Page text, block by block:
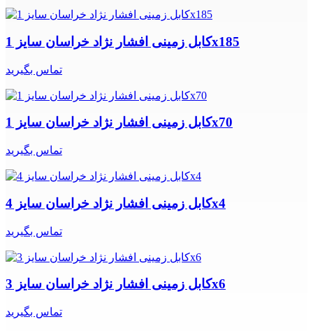
کابل زمینی افشار نژاد خراسان سایز 1x185
تماس بگیرید
کابل زمینی افشار نژاد خراسان سایز 1x70
تماس بگیرید
کابل زمینی افشار نژاد خراسان سایز 4x4
تماس بگیرید
کابل زمینی افشار نژاد خراسان سایز 3x6
تماس بگیرید